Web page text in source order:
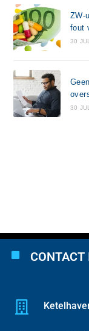
ZW-
fout
30
30
CONTACT